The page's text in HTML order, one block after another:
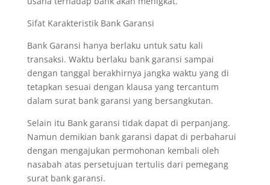
Sifat Karakteristik Bank Garansi
Bank Garansi hanya berlaku untuk satu kali
transaksi. Waktu berlaku bank garansi sampai
dengan tanggal berakhirnya jangka waktu yang di
tetapkan sesuai dengan klausa yang tercantum
dalam surat bank garansi yang bersangkutan.
Selain itu Bank garansi tidak dapat di perpanjang.
Namun demikian bank garansi dapat di perbaharui
dengan mengajukan permohonan kembali oleh
nasabah atas persetujuan tertulis dari pemegang
surat bank garansi.